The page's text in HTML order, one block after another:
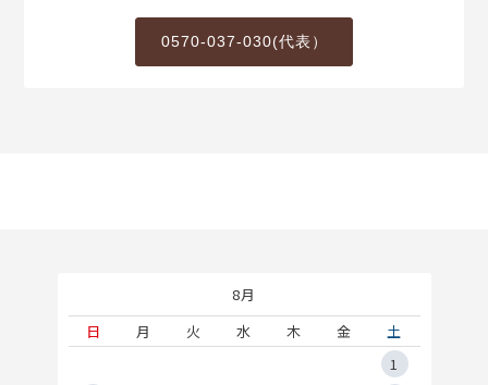
0570-037-030(代表）
8月
日
月 火 水 木 金
土
1